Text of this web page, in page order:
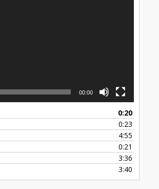
00:00
0:20
0:23
4:55
0:21
3:36
3:40